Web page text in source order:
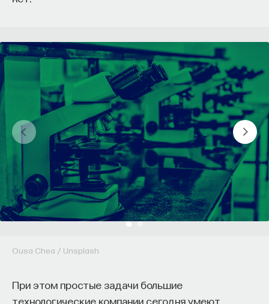
Ousa Chea / Unsplash
При этом простые задачи большие
технологические компании сегодня умеют
БЕССОННИЦА ЕСТЕСТВЕННЫЕ НАУКИ
ЖУРНАЛ НАУКА СНА
КУРС
своим сном